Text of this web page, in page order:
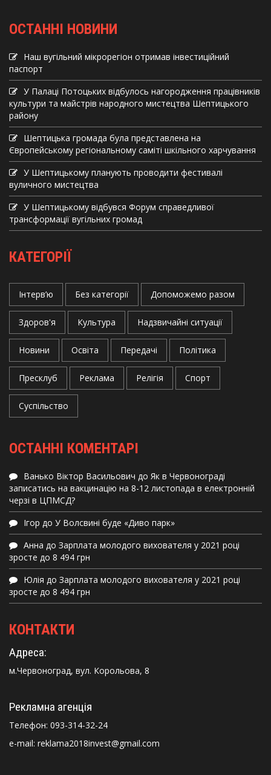
ОСТАННІ НОВИНИ
Наш вугільний мікрорегіон отримав інвеcтиційний
паспорт
У Палаці Потоцьких відбулось нагородження працівників
культури та майстрів народного мистецтва Шептицького
району
Шептицька громада була представлена на
Європейському регіональному саміті шкільного харчування
У Шептицькому планують проводити фестивалі
вуличного мистецтва
У Шептицькому відбувся Форум справедливої
трансформації вугільних громад
КАТЕГОРІЇ
Інтерв’ю Без категорії Допоможемо разом
Здоров'я Культура Надзвичайні ситуації
Новини Освіта Передачі Політика
Пресклуб Реклама Релігія Спорт
Суспільство
ОСТАННІ КОМЕНТАРІ
Ванько Віктор Васильович до Як в Червонограді
записатись на вакцинацію на 8-12 листопада в електронній
черзі в ЦПМСД?
Ігор до У Волсвині буде «Диво парк»
Анна до Зарплата молодого вихователя у 2021 році
зросте до 8 494 грн
Юлія до Зарплата молодого вихователя у 2021 році
зросте до 8 494 грн
КОНТАКТИ
Адреса:
м.Червоноград, вул. Корольова, 8
Рекламна агенція
Телефон: 093-314-32-24
e-mail: reklama2018invest@gmail.com